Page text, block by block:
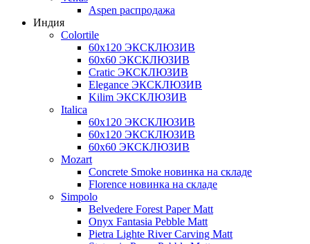
Aspen распродажа
Индия
Colortile
60х120 ЭКСКЛЮЗИВ
60х60 ЭКСКЛЮЗИВ
Cratic ЭКСКЛЮЗИВ
Elegance ЭКСКЛЮЗИВ
Kilim ЭКСКЛЮЗИВ
Italica
60х120 ЭКСКЛЮЗИВ
60х120 ЭКСКЛЮЗИВ
60х60 ЭКСКЛЮЗИВ
Mozart
Concrete Smoke новинка на складе
Florence новинка на складе
Simpolo
Belvedere Forest Paper Matt
Onyx Fantasia Pebble Matt
Pietra Lighte River Carving Matt